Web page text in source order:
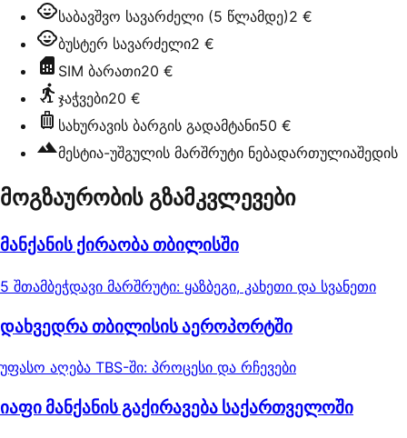
საბავშვო სავარძელი (5 წლამდე)2 €
ბუსტერ სავარძელი2 €
SIM ბარათი20 €
ჯაჭვები20 €
სახურავის ბარგის გადამტანი50 €
მესტია-უშგულის მარშრუტი ნებადართულიაშედის
მოგზაურობის გზამკვლევები
მანქანის ქირაობა თბილისში
5 შთამბეჭდავი მარშრუტი: ყაზბეგი, კახეთი და სვანეთი
დახვედრა თბილისის აეროპორტში
უფასო აღება TBS-ში: პროცესი და რჩევები
იაფი მანქანის გაქირავება საქართველოში